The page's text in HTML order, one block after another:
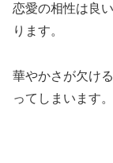
恋愛の相性は良
ります。
華やかさが欠け
ってしまいます。